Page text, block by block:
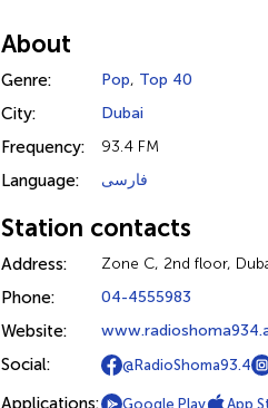
About
Genre: Pop, Top 40
City: Dubai
Frequency: 93.4 FM
Language: فارسی
Station contacts
Address: Zone C, 2nd floor,
Phone: 04-4555983
Website:
Social: @RadioShoma93.4
Applications: Google Play App